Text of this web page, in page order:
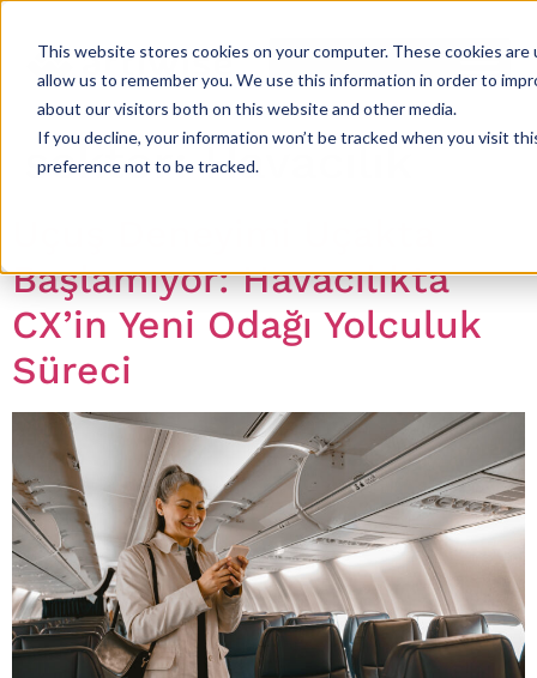
This website stores cookies on your computer. These cookies
allow us to remember you. We use this information in order to
about our visitors both on this website and other media.
If you decline, your information won’t be tracked when you visit
preference not to be tracked.
sektor:Havacılık
Başlamıyor: Havacılıkta
CX’in Yeni Odağı Yolculuk
Süreci